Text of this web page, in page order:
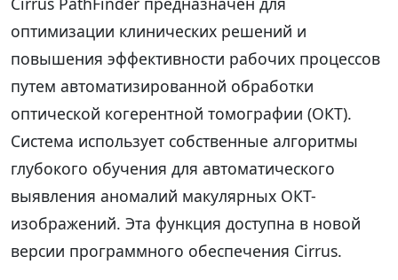
оптимизации клинических решений и
повышения эффективности рабочих процессов
путем автоматизированной обработки
оптической когерентной томографии (ОКТ).
Система использует собственные алгоритмы
глубокого обучения для автоматического
выявления аномалий макулярных ОКТ-
изображений. Эта функция доступна в новой
версии программного обеспечения Cirrus.